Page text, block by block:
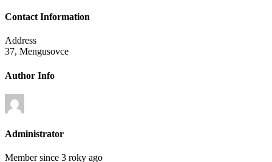
Contact Information
Address
37, Mengusovce
Author Info
Administrator
Member since 3 roky ago